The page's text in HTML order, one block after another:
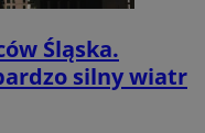
Śląska.
silny wiatr